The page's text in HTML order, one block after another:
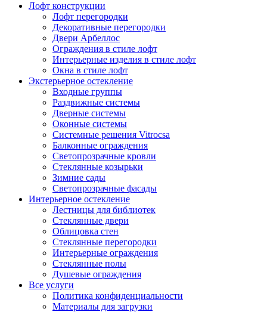
Лофт конструкции
Лофт перегородки
Декоративные перегородки
Двери Арбеллос
Ограждения в стиле лофт
Интерьерные изделия в стиле лофт
Окна в стиле лофт
Экстерьерное остекление
Входные группы
Раздвижные системы
Дверные системы
Оконные системы
Системные решения Vitrocsa
Балконные ограждения
Светопрозрачные кровли
Стеклянные козырьки
Зимние сады
Светопрозрачные фасады
Интерьерное остекление
Лестницы для библиотек
Стеклянные двери
Облицовка стен
Стеклянные перегородки
Интерьерные ограждения
Стеклянные полы
Душевые ограждения
Все услуги
Политика конфиденциальности
Материалы для загрузки